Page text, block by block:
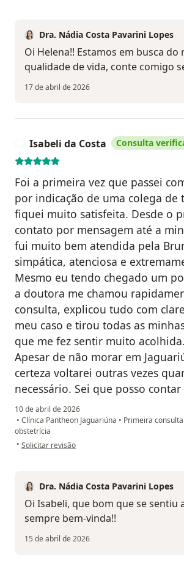
Dra. Nádia Costa Pavarini Lopes
Oi Helena!! Estamos em busca do
qualidade de vida, conte comigo
17 de abril de 2026
Isabeli da Costa Consulta
Foi a primeira vez que passei
por indicação de uma colega de
fiquei muito satisfeita. Desde o
contato por mensagem até a
fui muito bem atendida pela
simpática, atenciosa e
Mesmo eu tendo chegado um
a doutora me chamou
consulta, explicou tudo com
meu caso e tirou todas as
que me fez sentir muito acolhida.
Apesar de não morar em
certeza voltarei outras vezes
necessário. Sei que posso contar
10 de abril de 2026
• Clínica Pantheon Jaguariúna • Primeira
obstetrícia
• na opinião do utilizador Isabeli da Costa
Solicitar revisão
Dra. Nádia Costa Pavarini Lopes
Oi Isabeli, que bom que se sentiu
sempre bem-vinda!!
15 de abril de 2026